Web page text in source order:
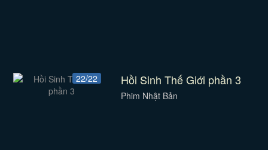
22/22 Hồi Sinh Thế Giới phần 3
Phim Nhật Bản